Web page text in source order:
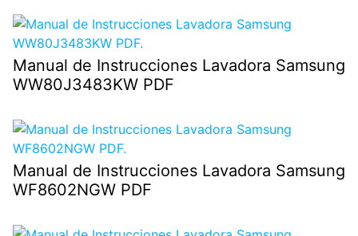
Manual de Instrucciones Lavadora Samsung
WW80J3483KW PDF
Manual de Instrucciones Lavadora Samsung
WF8602NGW PDF